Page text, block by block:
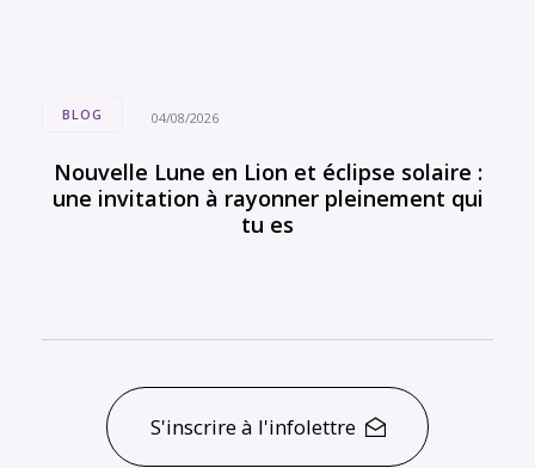
BLOG 04/08/2026
Nouvelle Lune en Lion et éclipse solaire :
une invitation à rayonner pleinement qui
tu es
S'inscrire à l'infolettre